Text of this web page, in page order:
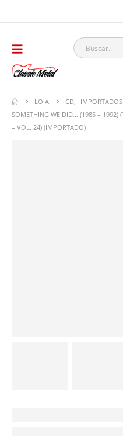
LOJA CD
IMPORTADOS
SOMETHING WE DID… (1985 – 1992)
– VOL. 24) (IMPORTADO)